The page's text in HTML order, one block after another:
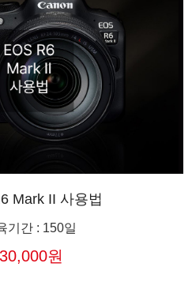
Mark II 사용법
기간: 150일
30,000원